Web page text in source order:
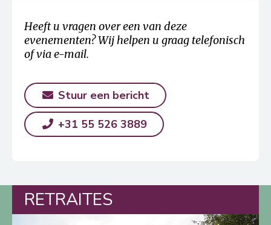
Heeft u vragen over een van deze
evenementen? Wij helpen u graag telefonisch
of via e-mail.
Stuur een bericht
+31 55 526 3889
RETRAITES